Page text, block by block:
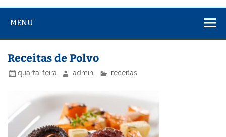
MENU
Receitas de Polvo
quarta-feira admin receitas